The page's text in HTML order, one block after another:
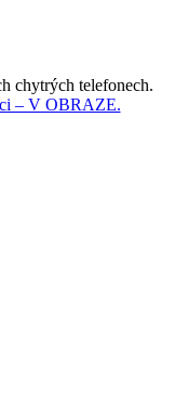
chytrých telefonech.
– V OBRAZE.